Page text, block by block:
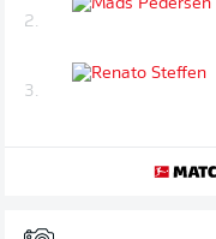
2.
3.